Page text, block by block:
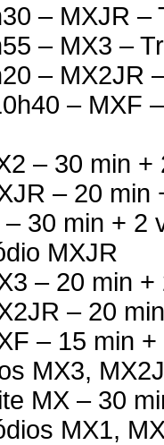
– MXJR –
– MX3 –
– MX2JR
– MXF
– 30 min +
– 20 min
30 min + 2
MXJR
– 20 min +
– 20
– 15 min
MX3,
MX – 30
MX1,